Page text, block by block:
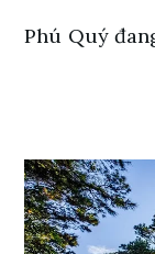
Phú Quý